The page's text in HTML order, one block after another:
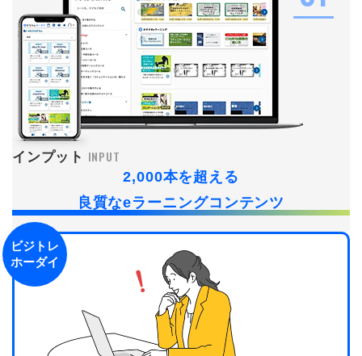
インプット INPUT
2,000本を超える
良質なeラーニングコンテンツ
ビジトレ
ホーダイ